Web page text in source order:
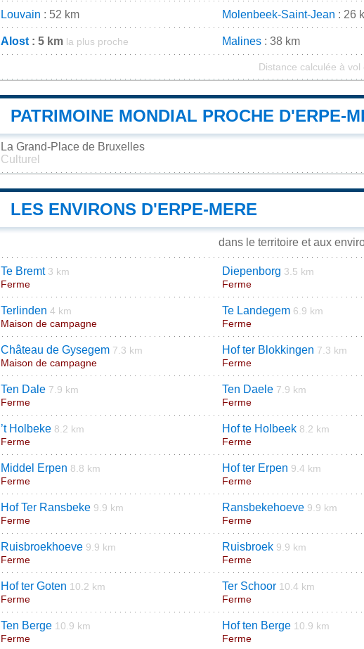
Louvain : 52 km Molenbeek-Saint-Jean : 26
Alost : 5 km la plus proche Malines : 38 km
Distance calculée à vol
PATRIMOINE MONDIAL PROCHE D'ERPE-
La Grand-Place de Bruxelles
Culturel
LES ENVIRONS D'ERPE-MERE
dans le territoire et aux
Te Bremt 3 km
Ferme
Diepenborg 3.5 km
Ferme
Terlinden 4 km
Maison de campagne
Te Landegem 6.9 km
Ferme
Château de Gysegem 7.3 km
Maison de campagne
Hof ter Blokkingen 7.3 km
Ferme
Ten Dale 7.9 km
Ferme
Ten Daele 7.9 km
Ferme
’t Holbeke 8.2 km
Ferme
Hof te Holbeek 8.2 km
Ferme
Middel Erpen 8.8 km
Ferme
Hof ter Erpen 9.4 km
Ferme
Hof Ter Ransbeke 9.9 km
Ferme
Ransbekehoeve 9.9 km
Ferme
Ruisbroekhoeve 9.9 km
Ferme
Ruisbroek 9.9 km
Ferme
Hof ter Goten 10.2 km
Ferme
Ter Schoor 10.4 km
Ferme
Ten Berge 10.9 km
Ferme
Hof ten Berge 10.9 km
Ferme